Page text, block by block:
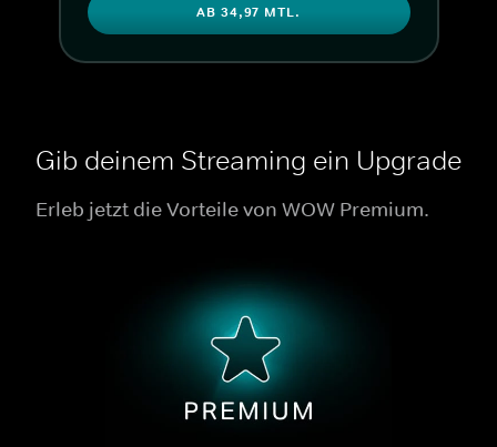
AB 34,97 MTL.
Gib deinem Streaming ein Upgrade
Erleb jetzt die Vorteile von WOW Premium.